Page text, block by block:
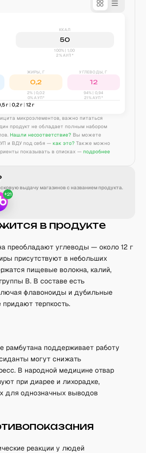
ККАЛ
50
100% | 1,00
2% АУП*
ЖИРЫ, Г
0,2
2% |0,02
0% АУП*
УГЛЕВОДЫ, Г
12
94% | 0,94
21% АУП*
г | 0,2г | 12г
микроэлементов, важно питаться
продукт не обладает полным набором
Нашли несоответствие? Вы можете
и ВДУ под себя — как это? Также можно
показывать в списках — подробнее
выдачу магазинов с названием продукта.
+21
в продукте
преобладают углеводы — около 12 г
присутствуют в небольших
пищевые волокна, калий,
B. В составе есть
флавоноиды и дубильные
терпкость.
рамбутана поддерживает работу
могут снижать
В народной медицине отвар
при диарее и лихорадке,
для однозначных выводов
реакции у людей